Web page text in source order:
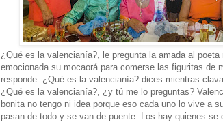
¿Qué es la valencianía?, le pregunta la amada al poeta
emocionada su mocaorá para comerse las figuritas de
responde: ¿Qué es la valencianía? dices mientras
¿Qué es la valencianía?, ¿y tú me lo preguntas?
bonita no tengo ni idea porque eso cada uno lo vive a
pasan de todo y se van de puente. Los hay quienes se